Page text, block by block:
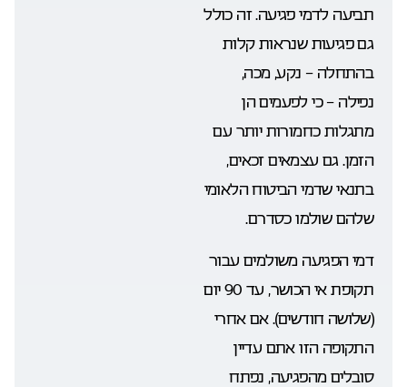
תביעה לדמי פגיעה. זה כולל
גם פגיעות שנראות קלות
בהתחלה – נקע, מכה,
נפילה – כי לפעמים הן
מתגלות כחמורות יותר עם
הזמן. גם עצמאים זכאים,
בתנאי שדמי הביטוח הלאומי
שלהם שולמו כסדרם.
דמי הפגיעה משולמים עבור
תקופת אי הכושר, עד 90 יום
(שלושה חודשים). אם אחרי
התקופה הזו אתם עדיין
סובלים מהפגיעה, נפתח